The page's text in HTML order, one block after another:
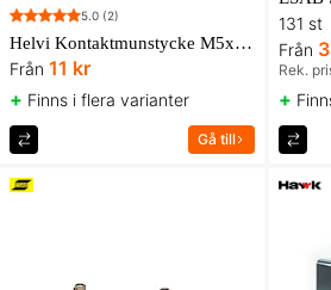
5.0 (2)
Helvi Kontaktmunstycke M5x18mm
Från 11 kr
+ Finns i flera varianter
Gå till
131 st
Från
Rek.
+